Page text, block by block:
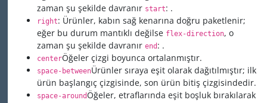
zaman şu şekilde davranır start: .
right: Ürünler, kabın sağ kenarına doğru paketlenir;
eğer bu durum mantıklı değilse flex-direction, o
zaman şu şekilde davranır end : .
centerÖğeler çizgi boyunca ortalanmıştır.
space-betweenÜrünler sıraya eşit olarak dağıtılmıştır; ilk
ürün başlangıç çizgisinde, son ürün bitiş çizgisindedir.
space-aroundÖğeler, etraflarında eşit boşluk bırakılarak